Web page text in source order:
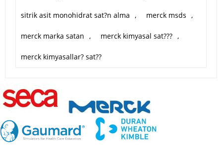
sitrik asit monohidrat sat?n alma , merck msds ,
merck marka satan , merck kimyasal sat??? ,
merck kimyasallar? sat??